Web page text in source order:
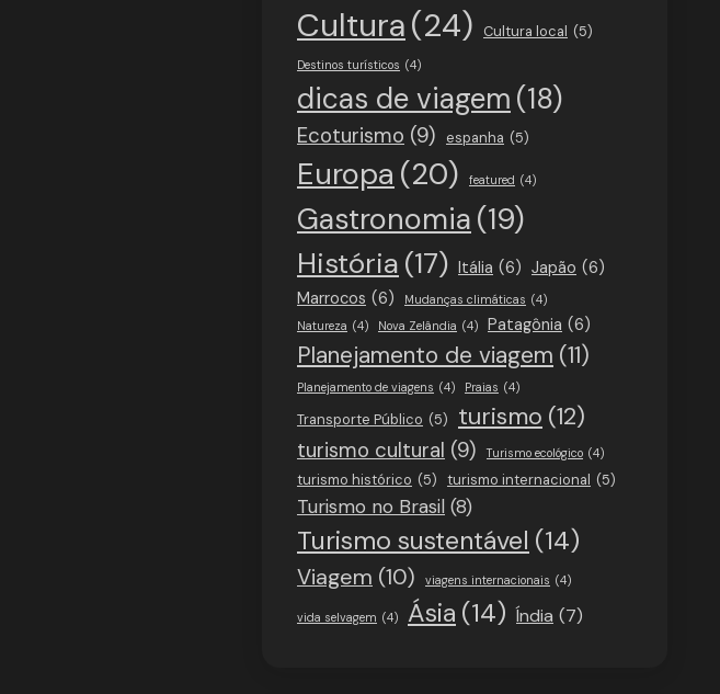
Cultura(24) Cultura local (5)
Destinos turísticos (4)
dicas de viagem (18)
Ecoturismo (9) espanha (5)
Europa (20) featured (4)
Gastronomia (19)
História (17) Itália (6) Japão (6)
Marrocos (6) Mudanças climáticas (4)
Natureza (4) Nova Zelândia (4) Patagônia (6)
Planejamento de viagem (11)
Planejamento de viagens (4) Praias (4)
Transporte Público (5) turismo (12)
turismo cultural (9) Turismo ecológico (4)
turismo histórico (5) turismo internacional (5)
Turismo no Brasil (8)
Turismo sustentável (14)
Viagem (10) viagens internacionais (4)
vida selvagem (4) Ásia (14) Índia (7)